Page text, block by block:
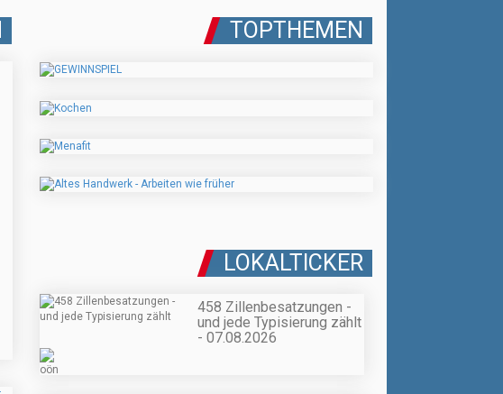
TOPTHEMEN
LOKALTICKER
458 Zillenbesatzungen -
und jede Typisierung zählt
- 07.08.2026